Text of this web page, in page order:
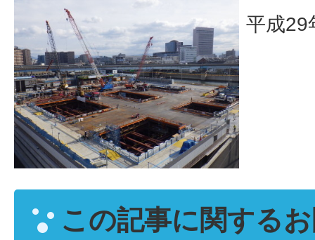
平成29
この記事に関する